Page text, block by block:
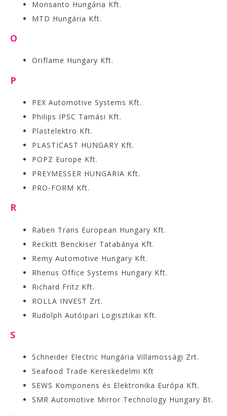
Monsanto Hungária Kft.
MTD Hungária Kft.
O
Oriflame Hungary Kft.
P
PEX Automotive Systems Kft.
Philips IPSC Tamási Kft.
Plastelektro Kft.
PLASTICAST HUNGARY Kft.
POPZ Europe Kft.
PREYMESSER HUNGARIA Kft.
PRO-FORM Kft.
R
Raben Trans European Hungary Kft.
Reckitt Benckiser Tatabánya Kft.
Remy Automotive Hungary Kft.
Rhenus Office Systems Hungary Kft.
Richard Fritz Kft.
ROLLA INVEST Zrt.
Rudolph Autóipari Logisztikai Kft.
S
Schneider Electric Hungária Villamossági Zrt.
Seafood Trade Kereskedelmi Kft
SEWS Komponens és Elektronika Európa Kft.
SMR Automotive Mirror Technology Hungary Bt.